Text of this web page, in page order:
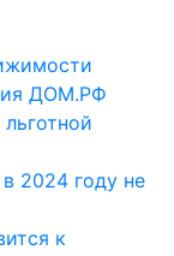
ДОМ.РФ
2024 году не
к